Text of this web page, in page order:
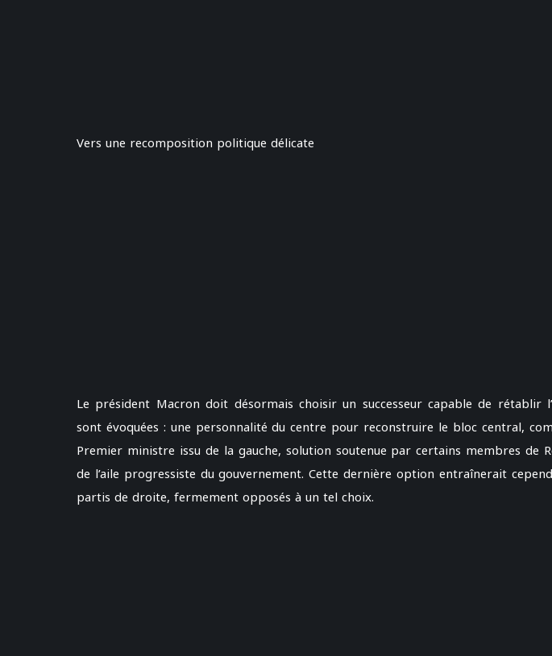
Vers une recomposition politique délicate
Le président Macron doit désormais choisir un successeur capable de rétablir
sont évoquées : une personnalité du centre pour reconstruire le bloc central,
Premier ministre issu de la gauche, solution soutenue par certains membres de
de l’aile progressiste du gouvernement. Cette dernière option entraînerait
partis de droite, fermement opposés à un tel choix.